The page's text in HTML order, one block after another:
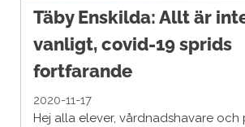
Täby Enskilda: Allt är
vanligt, covid-19 sprids
fortfarande
2020-11-17
Hej alla elever, vårdnadshavare och